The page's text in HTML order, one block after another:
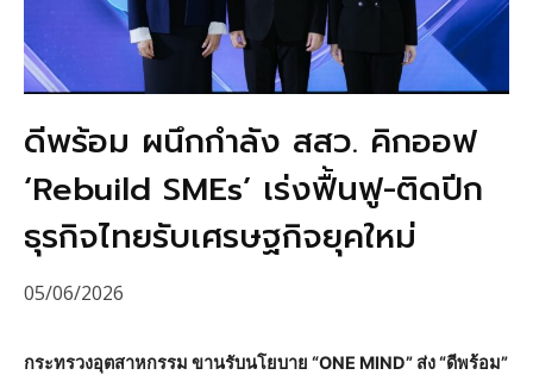
ดีพร้อม ผนึกกำลัง สสว. คิกออฟ
‘Rebuild SMEs’ เร่งฟื้นฟู-ติดปีก
ธุรกิจไทยรับเศรษฐกิจยุคใหม่
05/06/2026
กระทรวงอุตสาหกรรม ขานรับนโยบาย “ONE MIND” ส่ง “ดีพร้อม”